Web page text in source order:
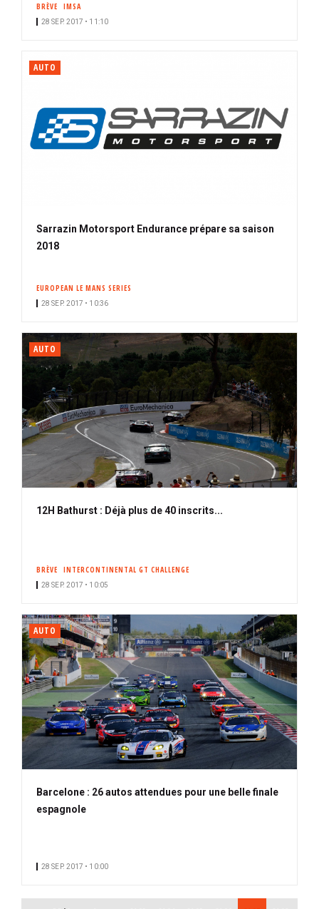
BRÈVE IMSA
28 SEP. 2017 • 11:10
AUTO
Sarrazin Motorsport Endurance prépare sa saison
2018
EUROPEAN LE MANS SERIES
28 SEP. 2017 • 10:36
AUTO
12H Bathurst : Déjà plus de 40 inscrits...
BRÈVE INTERCONTINENTAL GT CHALLENGE
28 SEP. 2017 • 10:05
AUTO
Barcelone : 26 autos attendues pour une belle finale
espagnole
28 SEP. 2017 • 10:00